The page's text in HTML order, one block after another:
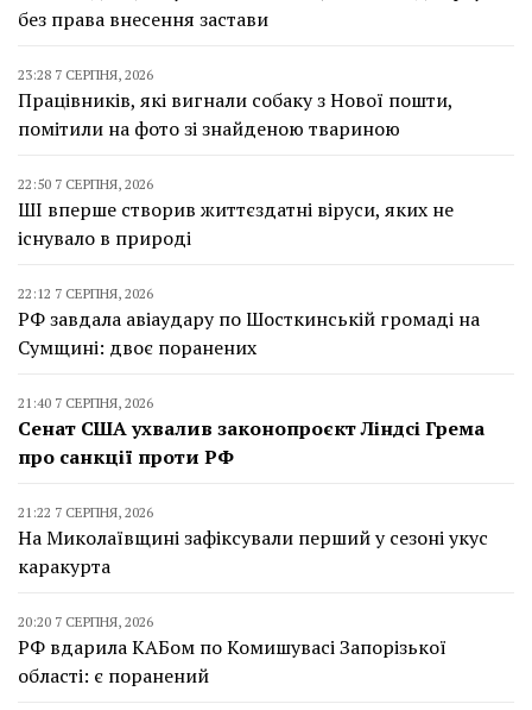
без права внесення застави
23:28 7 СЕРПНЯ, 2026
Працівників, які вигнали собаку з Нової пошти,
помітили на фото зі знайденою твариною
22:50 7 СЕРПНЯ, 2026
ШІ вперше створив життєздатні віруси, яких не
існувало в природі
22:12 7 СЕРПНЯ, 2026
РФ завдала авіаудару по Шосткинській громаді на
Сумщині: двоє поранених
21:40 7 СЕРПНЯ, 2026
Сенат США ухвалив законопроєкт Ліндсі Грема
про санкції проти РФ
21:22 7 СЕРПНЯ, 2026
На Миколаївщині зафіксували перший у сезоні укус
каракурта
20:20 7 СЕРПНЯ, 2026
РФ вдарила КАБом по Комишувасі Запорізької
області: є поранений